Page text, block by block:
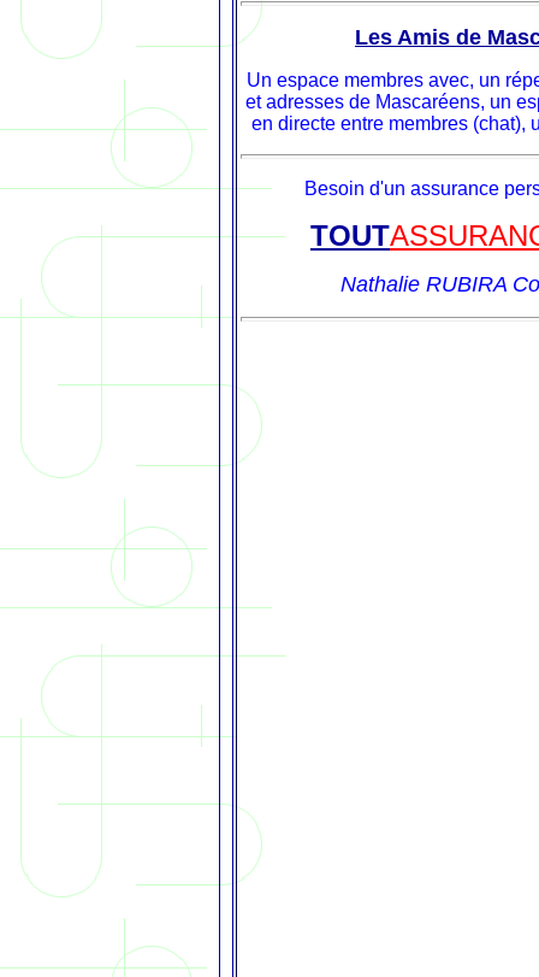
Les Amis de
Un espace membres avec, un
et adresses de Mascaréens, un
en directe entre membres (chat),
Besoin d'un assurance
TOUT
Nathalie RUBIRA